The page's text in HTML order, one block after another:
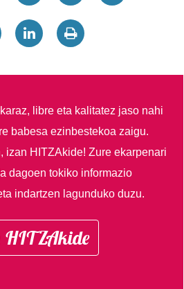
libre eta kalitatez jaso nahi
babesa ezinbestekoa zaigu.
izan HITZAkide!Zure ekarpenari
dagoen tokiko informazio
indartzen lagunduko duzu.
HITZAkide